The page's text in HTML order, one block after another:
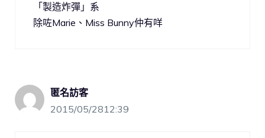
「製造炸彈」系
除咗Marie、Miss Bunny仲有咩
匿名訪客
2015/05/2812:39